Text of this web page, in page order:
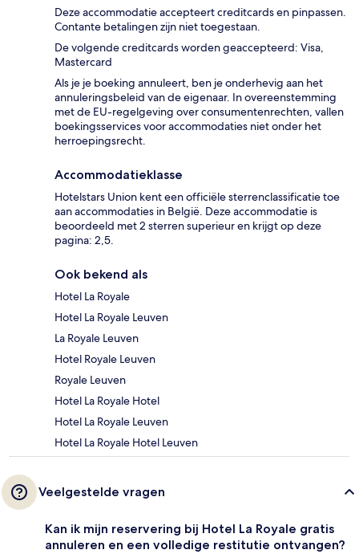
Deze accommodatie accepteert creditcards en pinpassen.
Contante betalingen zijn niet toegestaan.
De volgende creditcards worden geaccepteerd: Visa,
Mastercard
Als je je boeking annuleert, ben je onderhevig aan het
annuleringsbeleid van de eigenaar. In overeenstemming
met de EU-regelgeving over consumentenrechten, vallen
boekingsservices voor accommodaties niet onder het
herroepingsrecht.
Accommodatieklasse
Hotelstars Union kent een officiële sterrenclassificatie toe
aan accommodaties in België. Deze accommodatie is
beoordeeld met 2 sterren superieur en krijgt op deze
pagina: 2,5.
Ook bekend als
Hotel La Royale
Hotel La Royale Leuven
La Royale Leuven
Hotel Royale Leuven
Royale Leuven
Hotel La Royale Hotel
Hotel La Royale Leuven
Hotel La Royale Hotel Leuven
Veelgestelde vragen
Kan ik mijn reservering bij Hotel La Royale gratis
annuleren en een volledige restitutie ontvangen?